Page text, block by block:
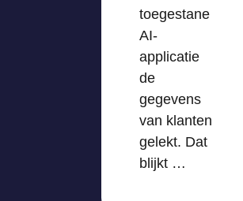
toegestane
AI-
applicatie
de
gegevens
van klanten
gelekt. Dat
blijkt …